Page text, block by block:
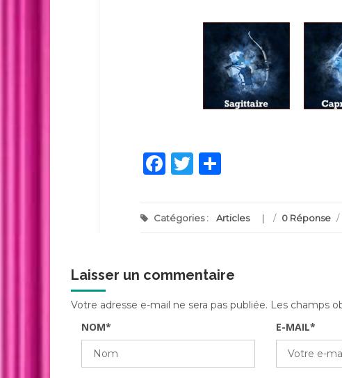
Facebook
Twitter
Catégories : Articles / 0 Réponse /
Laisser un commentaire
Votre adresse e-mail ne sera pas publiée. Les champs
NOM* E-MAIL*